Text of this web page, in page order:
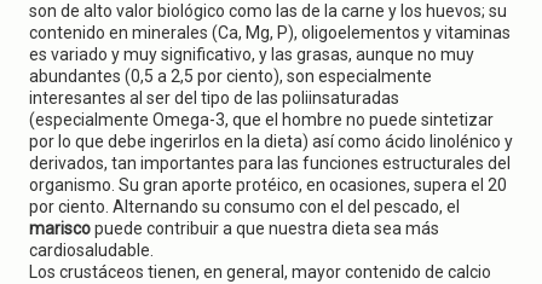
son de alto valor biológico como las de la carne y los huevos; su
contenido en minerales (Ca, Mg, P), oligoelementos y vitaminas
es variado y muy significativo, y las grasas, aunque no muy
abundantes (0,5 a 2,5 por ciento), son especialmente
interesantes al ser del tipo de las poliinsaturadas
(especialmente Omega-3, que el hombre no puede sintetizar
por lo que debe ingerirlos en la dieta) así como ácido linolénico y
derivados, tan importantes para las funciones estructurales del
organismo. Su gran aporte protéico, en ocasiones, supera el 20
por ciento. Alternando su consumo con el del pescado, el
mariscopuede contribuir a que nuestra dieta sea más
cardiosaludable.
Los crustáceos tienen, en general, mayor contenido de calcio